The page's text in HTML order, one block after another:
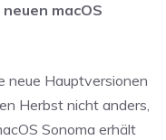
macOS
neue Hauptversionen
Herbst nicht anders,
Sonoma erhält